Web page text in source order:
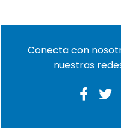
Conecta con
nuestras